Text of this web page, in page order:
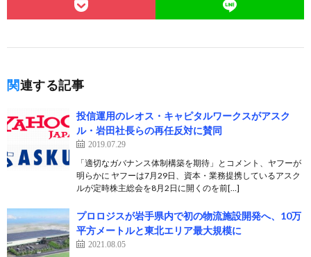
関連する記事
投信運用のレオス・キャピタルワークスがアスク
ル・岩田社長らの再任反対に賛同
2019.07.29
「適切なガバナンス体制構築を期待」とコメント、ヤフーが
明らかに ヤフーは7月29日、資本・業務提携しているアスク
ルが定時株主総会を8月2日に開くのを前[…]
プロロジスが岩手県内で初の物流施設開発へ、10万
平方メートルと東北エリア最大規模に
2021.08.05